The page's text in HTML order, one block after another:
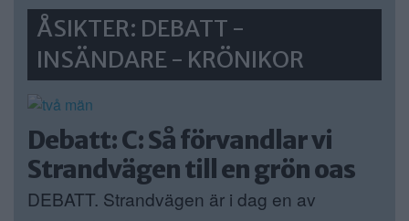
ÅSIKTER: DEBATT -
INSÄNDARE - KRÖNIKOR
Debatt: C: Så förvandlar vi
Strandvägen till en grön oas
DEBATT. Strandvägen är i dag en av